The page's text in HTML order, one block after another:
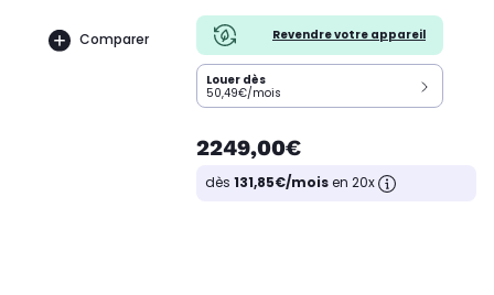
Comparer Revendre votre appareil
Louer dès
50,49€/mois
2249,00€
dès 131,85€/moisen 20x